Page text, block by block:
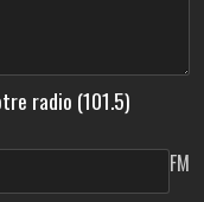
radio (101.5)
FM